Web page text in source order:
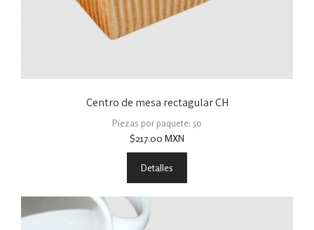
Centro de mesa rectagular CH
Piezas por paquete: 50
$217.00 MXN
Detalles